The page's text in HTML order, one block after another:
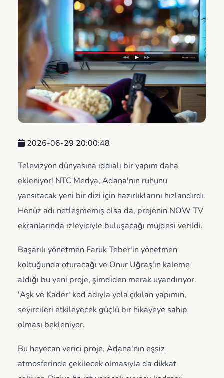
2026-06-29 20:00:48
Televizyon dünyasına iddialı bir yapım daha
ekleniyor! NTC Medya, Adana'nın ruhunu
yansıtacak yeni bir dizi için hazırlıklarını hızlandırdı.
Henüz adı netleşmemiş olsa da, projenin NOW TV
ekranlarında izleyiciyle buluşacağı müjdesi verildi.
Başarılı yönetmen Faruk Teber'in yönetmen
koltuğunda oturacağı ve Onur Uğraş'ın kaleme
aldığı bu yeni proje, şimdiden merak uyandırıyor.
'Aşk ve Kader' kod adıyla yola çıkılan yapımın,
seyircileri etkileyecek güçlü bir hikayeye sahip
olması bekleniyor.
Bu heyecan verici proje, Adana'nın eşsiz
atmosferinde çekilecek olmasıyla da dikkat